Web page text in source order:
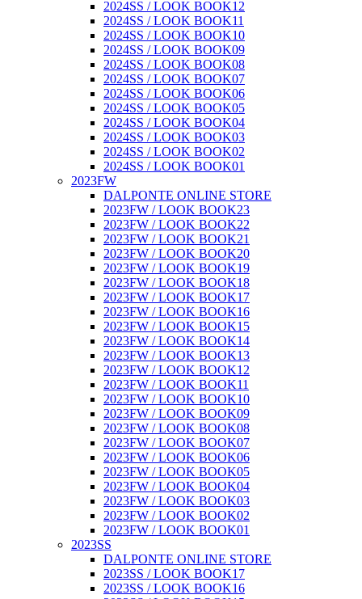
2024SS / LOOK BOOK12
2024SS / LOOK BOOK11
2024SS / LOOK BOOK10
2024SS / LOOK BOOK09
2024SS / LOOK BOOK08
2024SS / LOOK BOOK07
2024SS / LOOK BOOK06
2024SS / LOOK BOOK05
2024SS / LOOK BOOK04
2024SS / LOOK BOOK03
2024SS / LOOK BOOK02
2024SS / LOOK BOOK01
2023FW
DALPONTE ONLINE STORE
2023FW / LOOK BOOK23
2023FW / LOOK BOOK22
2023FW / LOOK BOOK21
2023FW / LOOK BOOK20
2023FW / LOOK BOOK19
2023FW / LOOK BOOK18
2023FW / LOOK BOOK17
2023FW / LOOK BOOK16
2023FW / LOOK BOOK15
2023FW / LOOK BOOK14
2023FW / LOOK BOOK13
2023FW / LOOK BOOK12
2023FW / LOOK BOOK11
2023FW / LOOK BOOK10
2023FW / LOOK BOOK09
2023FW / LOOK BOOK08
2023FW / LOOK BOOK07
2023FW / LOOK BOOK06
2023FW / LOOK BOOK05
2023FW / LOOK BOOK04
2023FW / LOOK BOOK03
2023FW / LOOK BOOK02
2023FW / LOOK BOOK01
2023SS
DALPONTE ONLINE STORE
2023SS / LOOK BOOK17
2023SS / LOOK BOOK16